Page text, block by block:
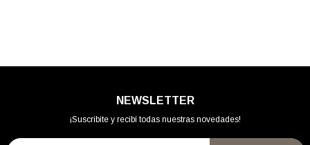
NEWSLETTER
¡Suscribite y recibí todas nuestras novedades!